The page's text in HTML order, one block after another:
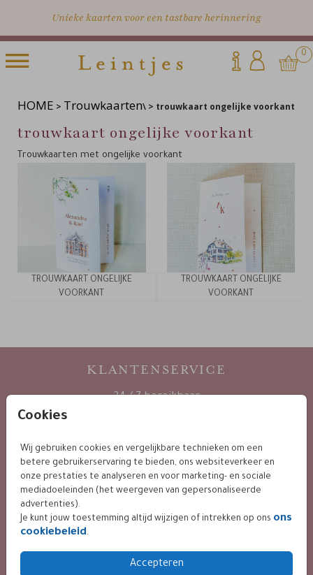
Unieke kaarten voor een tastbare herinnering
0
Cookies
Wij gebruiken cookies en vergelijkbare technieken om een
betere gebruikerservaring te bieden, ons websiteverkeer en
onze prestaties te analyseren en voor marketing- en sociale
mediadoeleinden (het weergeven van gepersonaliseerde
advertenties).
Je kunt jouw toestemming altijd wijzigen of intrekken op ons ons
cookiebeleid.
Accepteren
HOME > Trouwkaarten\ > trouwkaart ongelijke voorkant
trouwkaart ongelijke voorkant
Trouwkaarten met ongelijke voorkant
TROUWKAART ONGELIJKE
VOORKANT
TROUWKAART ONGELIJKE
VOORKANT
KLANTENSERVICE
24 / 7 bereikbaar
KLANTWAARDERING